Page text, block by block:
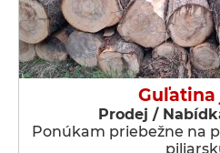
Guľatina
Prodej /
Ponúkam priebežne na